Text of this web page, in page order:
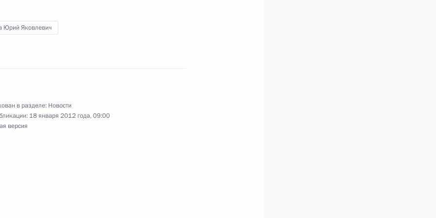
проведения
депутатов Госдумы
области Анатолия
Юрий Яковлевич
в разделе: Новости
18 января 2012 года, 09:00
версия